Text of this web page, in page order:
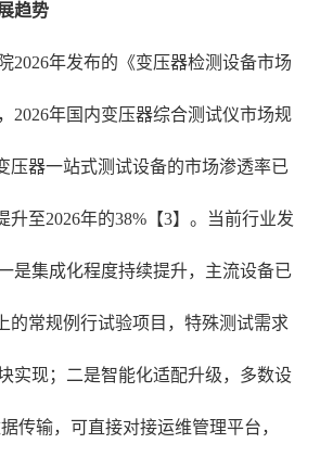
趋势
2026年发布的《变压器检测设备市场
2026年国内变压器综合测试仪市场规
压器一站式测试设备的市场渗透率已
升至2026年的38%【3】。当前行业发
是集成化程度持续提升，主流设备已
的常规例行试验项目，特殊测试需求
实现；二是智能化适配升级，多数设
传输，可直接对接运维管理平台，